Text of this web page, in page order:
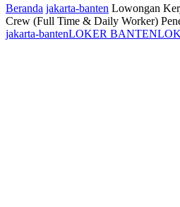
Beranda jakarta-banten Lowongan
Crew (Full Time & Daily Worker)
jakarta-bantenLOKER BANTEN